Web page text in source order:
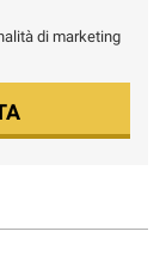
di marketing